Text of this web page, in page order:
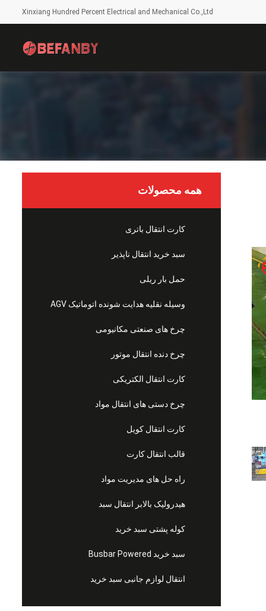
Xinxiang Hundred Percent Electrical and Mechanical Co.,Ltd
همه محصولات
کارت انتقال باتری
سبد خرید انتقال ناپذیر
حمل بار ریلی
وسیله نقلیه هدایت شونده اتوماتیک AGV
چرخ های صنعتی مکانیومی
چرخ دنده انتقال موتور
کارت انتقال الکتریکی
چرخ دستی های انتقال مواد
کارت انتقال کویل
قالب انتقال کارت
راه حل های مدیریت مواد
هیدرولیک بالابر انتقال سبد
کوله پشتی سبد خرید
سبد خرید Busbar Powered
انتقال لوازم جانبی سبد خرید